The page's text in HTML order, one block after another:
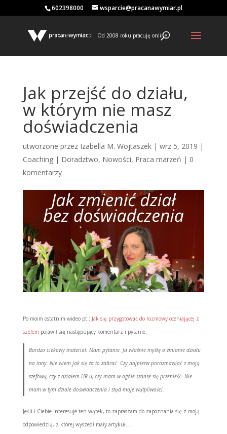
602398000 wsparcie@pracanawymiar.pl
Od 2008 roku pracuję online
Jak przejść do działu,
w którym nie masz
doświadczenia
utworzone przez Izabella M. Wojtaszek| wrz 5, 2019 |
Coaching | Doradztwo, Nowości, Praca marzeń | 0
komentarzy
Po moim ostatnim wideo pt.: Jak się przygotować do rozmowy oceniającej z
szefem pojawił się następujący komentarz i pytanie.
Bardzo ciekawy materiał. Mam pytanie. Ja właśnie myślę o zmianie działu
na inny. Nie wiem jak się za to zabrać. Czy najpierw porozmawiać z moją
szefową, czy z działem HR-u, czy mam w ogóle szanse się przenieść. Nie
mam w tym dziale doświadczenia i stąd moje wątpliwości.
Jeśli i Ciebie interesuje ten wątek, to zapraszam do zapoznania się z moją
odpowiedzią, z której wyszedł mały artykuł…